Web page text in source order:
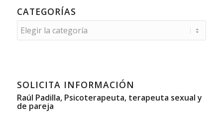
CATEGORÍAS
Categorías
SOLICITA INFORMACIÓN
Raúl Padilla, Psicoterapeuta, terapeuta sexual y
de pareja